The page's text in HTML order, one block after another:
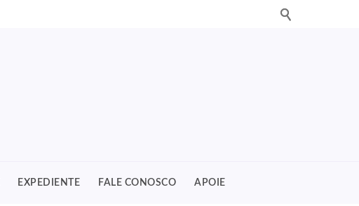
EXPEDIENTE FALE CONOSCO APOIE